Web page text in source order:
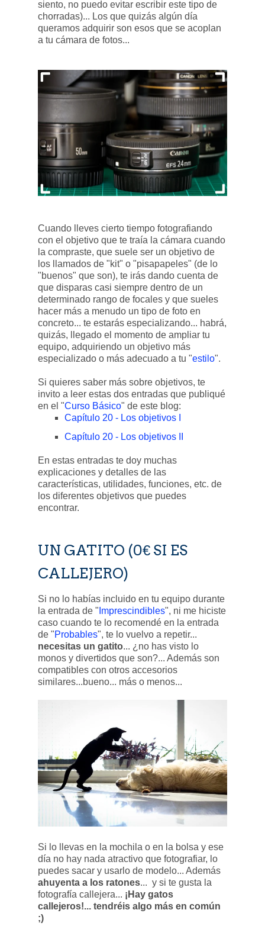
siento, no puedo evitar escribir este tipo de
chorradas)... Los que quizás algún día
queramos adquirir son esos que se acoplan
a tu cámara de fotos...
Cuando lleves cierto tiempo fotografiando
con el objetivo que te traía la cámara cuando
la compraste, que suele ser un objetivo de
los llamados de "kit" o "pisapapeles" (de lo
"buenos" que son), te irás dando cuenta de
que disparas casi siempre dentro de un
determinado rango de focales y que sueles
hacer más a menudo un tipo de foto en
concreto... te estarás especializando... habrá,
quizás, llegado el momento de ampliar tu
equipo, adquiriendo un objetivo más
especializado o más adecuado a tu "estilo".
Si quieres saber más sobre objetivos, te
invito a leer estas dos entradas que publiqué
en el "Curso Básico" de este blog:
Capítulo 20 - Los objetivos I
Capítulo 20 - Los objetivos II
En estas entradas te doy muchas
explicaciones y detalles de las
características, utilidades, funciones, etc. de
los diferentes objetivos que puedes
encontrar.
UN GATITO (0€ SI ES
CALLEJERO)
Si no lo habías incluido en tu equipo durante
la entrada de " Imprescindibles", ni me hiciste
caso cuando te lo recomendé en la entrada
de "Probables", te lo vuelvo a repetir...
necesitas un gatito... ¿no has visto lo
monos y divertidos que son?... Además son
compatibles con otros accesorios
similares...bueno... más o menos...
Si lo llevas en la mochila o en la bolsa y ese
día no hay nada atractivo que fotografiar, lo
puedes sacar y usarlo de modelo... Además
ahuyenta a los ratones... y si te gusta la
fotografía callejera... ¡Hay gatos
callejeros!... tendréis algo más en común
;)